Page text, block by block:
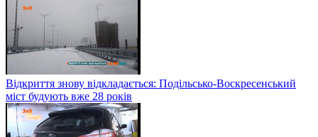
Відкриття знову відкладається: Подільсько-Воскресенський
міст будують вже 28 років